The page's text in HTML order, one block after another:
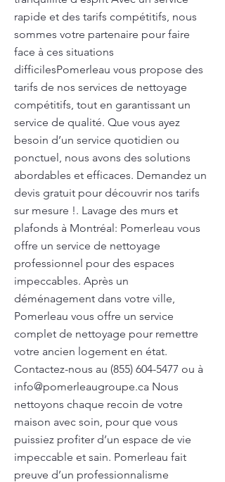
rapide et des tarifs compétitifs, nous
sommes votre partenaire pour faire
face à ces situations
difficilesPomerleau vous propose des
tarifs de nos services de nettoyage
compétitifs, tout en garantissant un
service de qualité. Que vous ayez
besoin d’un service quotidien ou
ponctuel, nous avons des solutions
abordables et efficaces. Demandez un
devis gratuit pour découvrir nos tarifs
sur mesure !. Lavage des murs et
plafonds à Montréal: Pomerleau vous
offre un service de nettoyage
professionnel pour des espaces
impeccables. Après un
déménagement dans votre ville,
Pomerleau vous offre un service
complet de nettoyage pour remettre
votre ancien logement en état.
Contactez-nous au (855) 604-5477 ou à
info@pomerleaugroupe.ca Nous
nettoyons chaque recoin de votre
maison avec soin, pour que vous
puissiez profiter d’un espace de vie
impeccable et sain. Pomerleau fait
preuve d’un professionnalisme